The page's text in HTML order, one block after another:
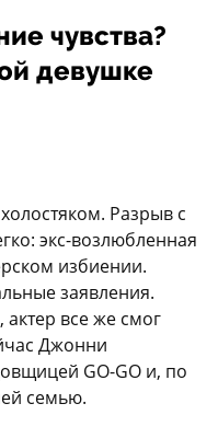
чувства?
девушке
Разрыв с
экс-возлюбленная
избиении.
заявления.
все же смог
Джонни
GO-GO и, по
семью.